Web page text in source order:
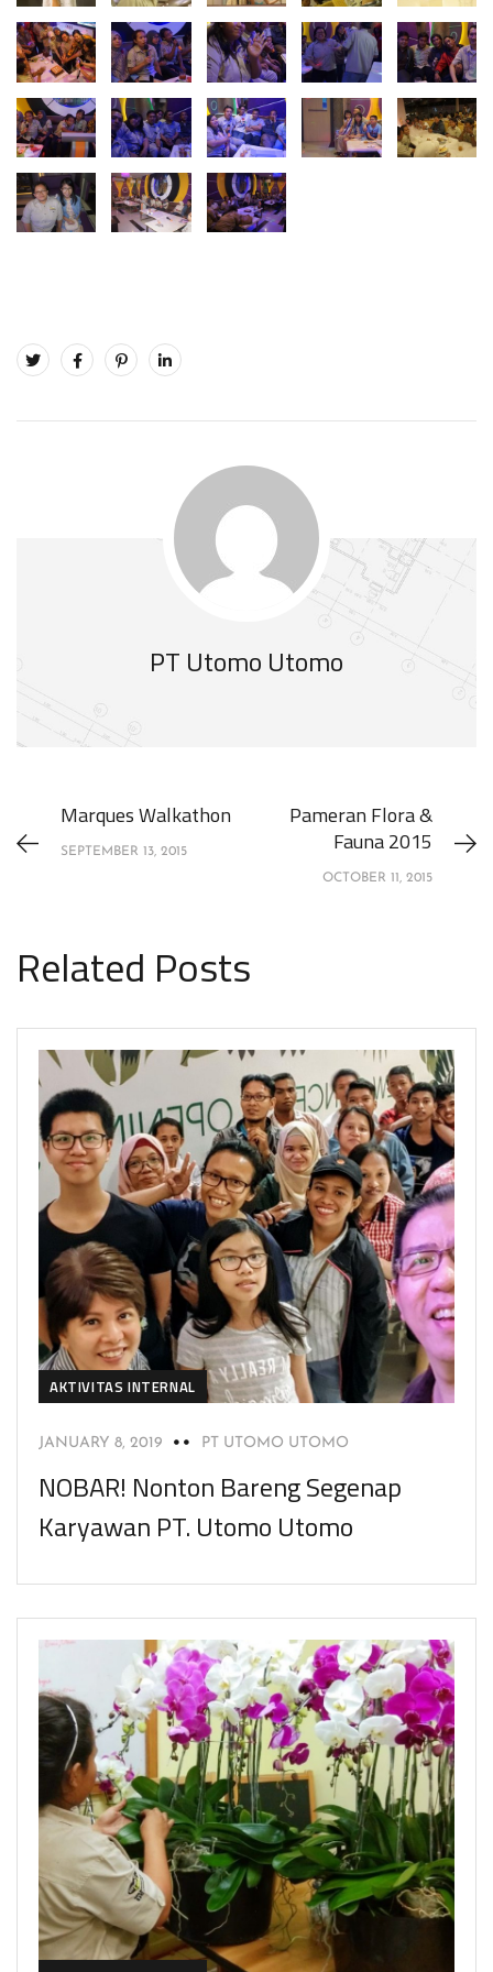
PT Utomo Utomo
Marques Walkathon
SEPTEMBER 13, 2015
Pameran Flora &
Fauna 2015
OCTOBER 11, 2015
Related Posts
AKTIVITAS INTERNAL
JANUARY 8, 2019 PT UTOMO UTOMO
NOBAR! Nonton Bareng Segenap
Karyawan PT. Utomo Utomo